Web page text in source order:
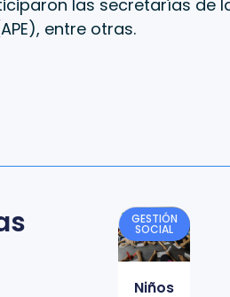
las secretarías de
entre otras.
GESTIÓN
SOCIAL
Niños